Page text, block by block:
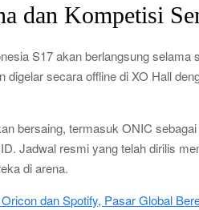
dan Kompetisi
S17 akan berlangsung
digelar secara offline di XO Hall
bersaing, termasuk ONIC
Jadwal resmi yang telah dirilis
di arena.
dan Spotify, Pasar Global